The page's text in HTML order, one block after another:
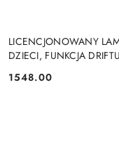
LICENCJONOWANY
DZIECI, FUNKCJA
Cena:
1548.00